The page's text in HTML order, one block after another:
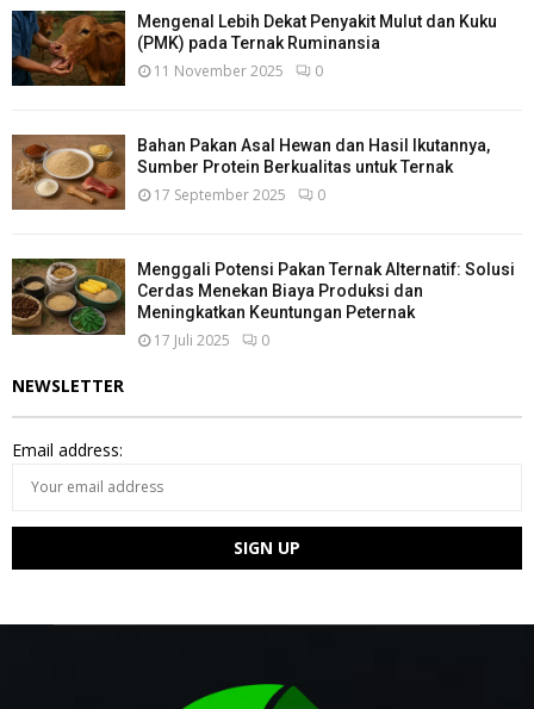
Mengenal Lebih Dekat Penyakit Mulut dan Kuku
(PMK) pada Ternak Ruminansia
11 November 2025 0
Bahan Pakan Asal Hewan dan Hasil Ikutannya,
Sumber Protein Berkualitas untuk Ternak
17 September 2025 0
Menggali Potensi Pakan Ternak Alternatif: Solusi
Cerdas Menekan Biaya Produksi dan
Meningkatkan Keuntungan Peternak
17 Juli 2025 0
NEWSLETTER
Email address: